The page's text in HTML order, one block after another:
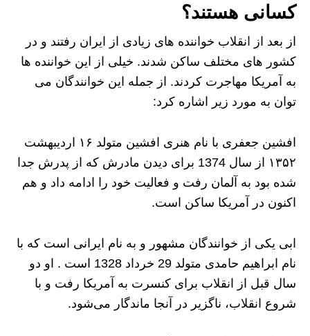
کسانی هستند؟
از بعد از انقلاب خواننده های زیادی از ایران رفتند و در
کشور های مختلف ساکن شدند. خیلی از این خواننده ها
به آمریکا مهاجرت کردند. از جمله این خوانندگان می
توان به مورد زیر اشاره کرد:
افشین جعفری با نام هنری افشین متولد ۱۶ اردیبهشت
۱۳۵۲ از سال 1374 برای دیدن مادرش که از پدرش جدا
شده بود به آلمان رفت و فعالیت خود را ادامه داد و هم
اکنون در آمریکا ساکن است.
ابی یکی از خوانندگان مشهور و به نام ایرانی است که با
نام ابراهیم حامدی متولد 29 خرداد 1328 است . او دو
سال قبل از انقلاب برای کنسرت به آمریکا رفت و با
شروع انقلاب، ناگزیر در آنجا ماندگار می‌شود.